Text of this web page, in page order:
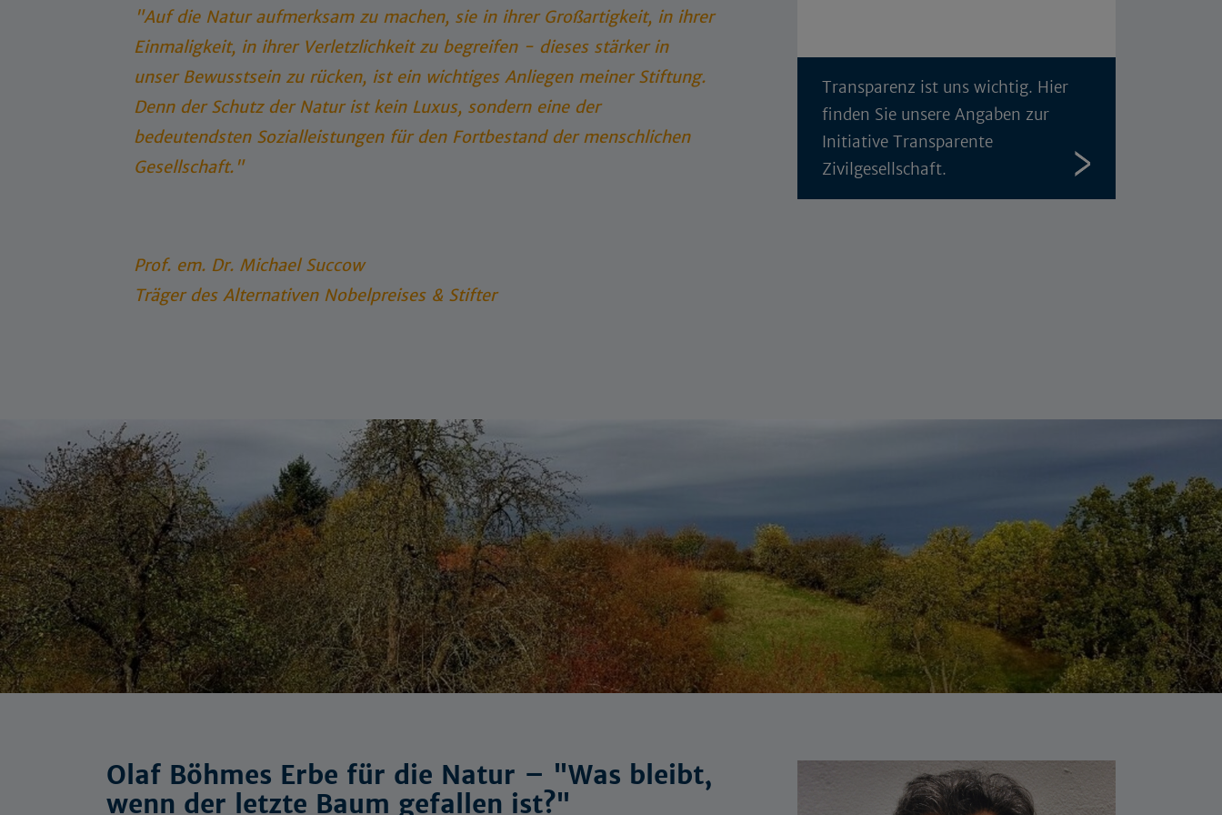
"Auf die Natur aufmerksam zu machen, sie in ihrer Großartigkeit, in ihrer
Einmaligkeit, in ihrer Verletzlichkeit zu begreifen - dieses stärker in
unser Bewusstsein zu rücken, ist ein wichtiges Anliegen meiner Stiftung.
Denn der Schutz der Natur ist kein Luxus, sondern eine der
bedeutendsten Sozialleistungen für den Fortbestand der menschlichen
Gesellschaft."
Prof. em. Dr. Michael Succow
Träger des Alternativen Nobelpreises & Stifter
Transparenz ist uns wichtig. Hier
finden Sie unsere Angaben zur
Initiative Transparente
Zivilgesellschaft.
Olaf Böhmes Erbe für die Natur – "Was bleibt,
wenn der letzte Baum gefallen ist?"